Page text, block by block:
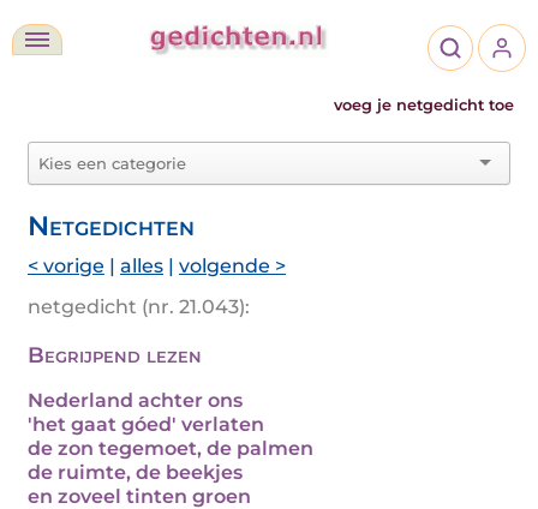
voeg je netgedicht toe
Netgedichten
< vorige | alles | volgende >
netgedicht (nr. 21.043):
Begrijpend lezen
Nederland achter ons
'het gaat góed' verlaten
de zon tegemoet, de palmen
de ruimte, de beekjes
en zoveel tinten groen